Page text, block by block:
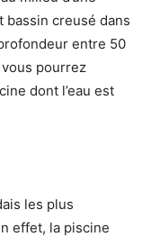
bassin creusé dans
entre 50
pourrez
dont l’eau est
les plus
effet, la piscine